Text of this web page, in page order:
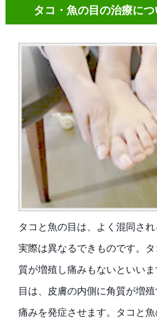
タコ・魚の目の治療につ
タコと魚の目は、よく混同され
実際は異なるできものです。
質が増殖し痛みもないといい
目は、皮膚の内側に角質が増殖
痛みを発症させます。タコと